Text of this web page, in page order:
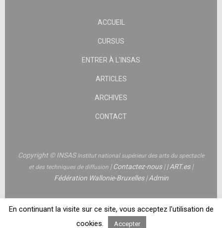
ACCUEIL
CURSUS
ENTRER À L’INSAS
ARTICLES
ARCHIVES
CONTACT
Copyright © INSASInstitut national supérieur des arts du spectacle
et des techniques de diffusion |Contactez-nous||ART.es|
Fédération Wallonie-Bruxelles|Admin
En continuant la visite sur ce site, vous acceptez l'utilisation de
cookies.
Accepter